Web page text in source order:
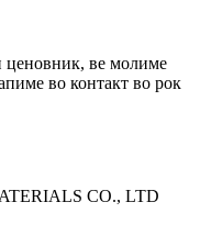
ценовник, ве молиме
во контакт во рок
CO., LTD